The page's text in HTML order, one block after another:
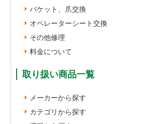
バケット、爪交換
オペレーターシート交換
その他修理
料金について
取り扱い商品一覧
メーカーから探す
カテゴリから探す